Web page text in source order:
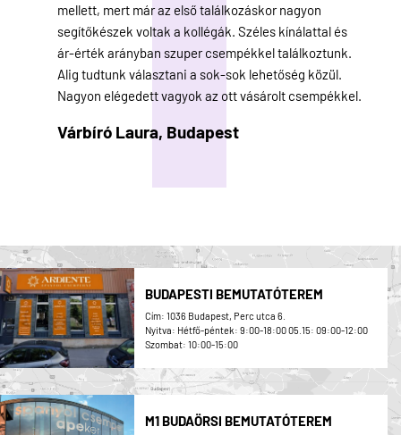
mellett, mert már az első találkozáskor nagyon
segítőkészek voltak a kollégák. Széles kínálattal és
ár-érték arányban szuper csempékkel találkoztunk.
Alig tudtunk választani a sok-sok lehetőség közül.
Nagyon elégedett vagyok az ott vásárolt csempékkel.
Várbíró Laura, Budapest
BUDAPESTI BEMUTATÓTEREM
Cím: 1036 Budapest, Perc utca 6.
Nyitva: Hétfő-péntek: 9:00-18:00 05.15: 09:00-12:00
Szombat: 10:00-15:00
M1 BUDAÖRSI BEMUTATÓTEREM